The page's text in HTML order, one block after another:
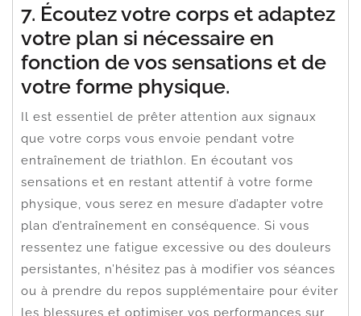
7. Écoutez votre corps et adaptez
votre plan si nécessaire en
fonction de vos sensations et de
votre forme physique.
Il est essentiel de prêter attention aux signaux
que votre corps vous envoie pendant votre
entraînement de triathlon. En écoutant vos
sensations et en restant attentif à votre forme
physique, vous serez en mesure d’adapter votre
plan d’entraînement en conséquence. Si vous
ressentez une fatigue excessive ou des douleurs
persistantes, n’hésitez pas à modifier vos séances
ou à prendre du repos supplémentaire pour éviter
les blessures et optimiser vos performances sur